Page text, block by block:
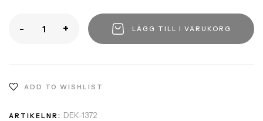
- + LÄGG TILL I VARUKORG
ADD TO WISHLIST
ARTIKELNR: DEK-1372